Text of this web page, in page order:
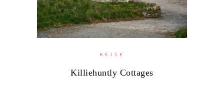
REISE
Killiehuntly Cottages